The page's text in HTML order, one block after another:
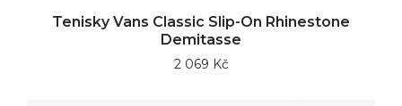
Tenisky Vans Classic Slip-On Rhinestone
Demitasse
2 069 Kč